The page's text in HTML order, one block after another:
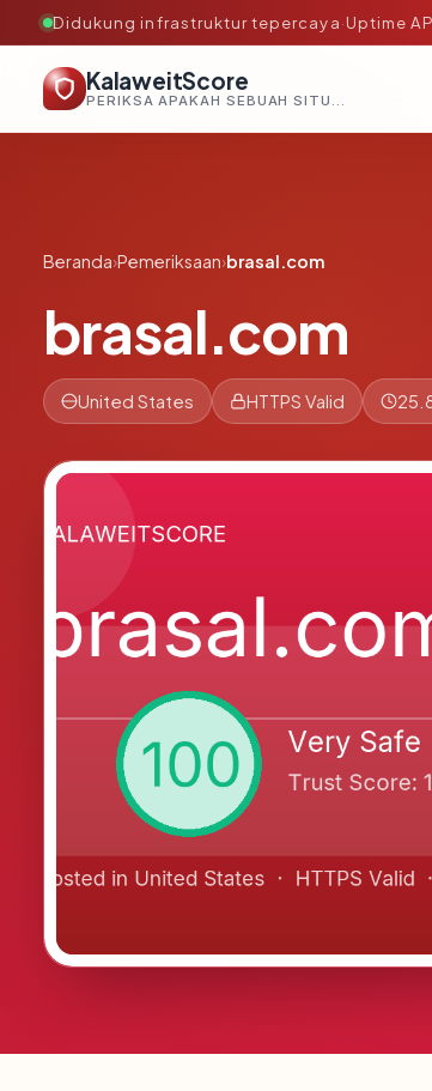
Didukung infrastruktur tepercaya·Uptime
KalaweitScore
PERIKSA APAKAH SEBUAH SITUS AMAN, TEPERCAYA, DAN TERVERIFIKASI DALAM HITUNGAN DETIK.
Beranda›Pemeriksaan›brasal.com
brasal.com
United States HTTPS Valid